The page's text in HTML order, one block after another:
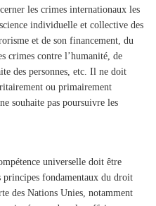
les crimes internationaux les
individuelle et collective des
et de son financement, du
crimes contre l’humanité, de
des personnes, etc. Il ne doit
ou primairement
souhaite pas poursuivre les
universelle doit être
principes fondamentaux du droit
des Nations Unies, notamment